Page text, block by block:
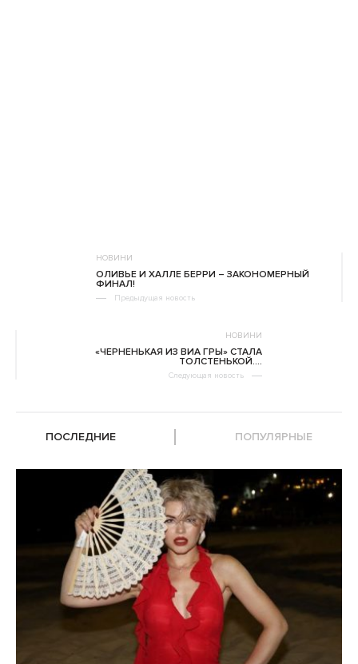
НОВИНИ
ОЛИВЬЕ И ХАЛЛЕ БЕРРИ – ЗАКОНОМЕРНЫЙ
ФИНАЛ!
Предыдущая новость
НОВИНИ
«ЧЕРНЕНЬКАЯ ИЗ ВИА ГРЫ» СТАЛА
ТОЛСТЕНЬКОЙ….
Следующая новость
ПОСЛЕДНИЕ ПОПУЛЯРНЫЕ